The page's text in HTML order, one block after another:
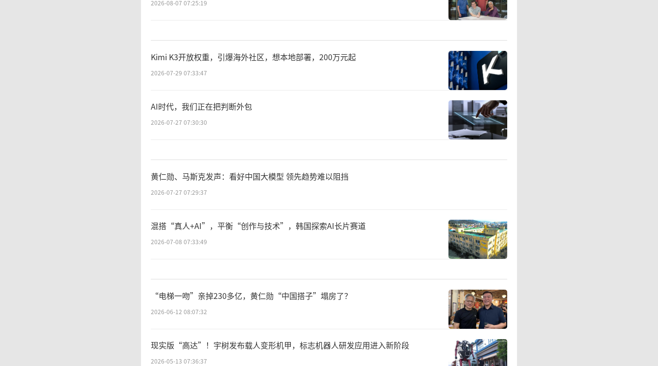
2026-08-07 07:25:19
Kimi K3开放权重，引爆海外社区，想本地部署，200万元起
2026-07-29 07:33:47
AI时代，我们正在把判断外包
2026-07-27 07:30:30
黄仁勋、马斯克发声：看好中国大模型 领先趋势难以阻挡
2026-07-27 07:29:37
混搭“真人+AI”，平衡“创作与技术”，韩国探索AI长片赛道
2026-07-08 07:33:49
“电梯一吻”亲掉230多亿，黄仁勋“中国搭子”塌房了？
2026-06-12 08:07:32
现实版“高达”！宇树发布载人变形机甲，标志机器人研发应用进入新阶段
2026-05-13 07:36:37